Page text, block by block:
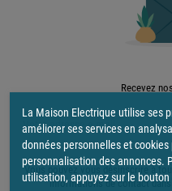
Recevez
Vous pouvez vous désinscrire à
informations de contact
La Maison Electrique utilise ses
améliorer ses services en
données personnelles et
personnalisation des annonces.
utilisation, appuyez sur le bouton